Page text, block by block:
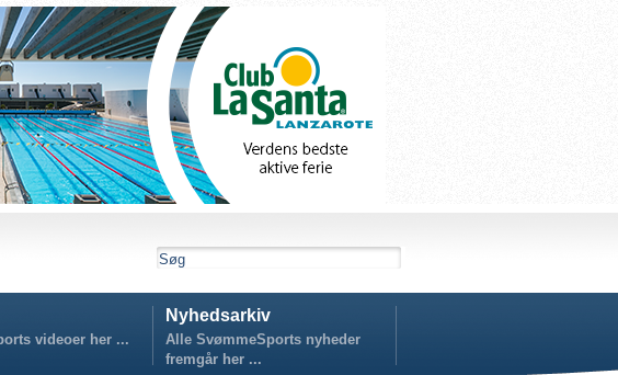
videoer her ...
Nyhedsarkiv
Alle SvømmeSports nyheder
fremgår her ...